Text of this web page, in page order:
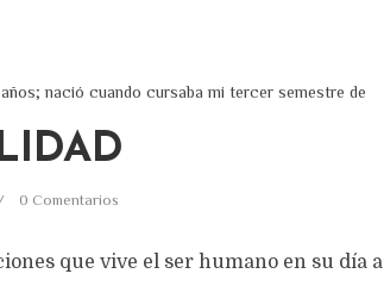
nació cuando cursaba mi tercer semestre de
0 Comentarios
que vive el ser humano en su día a